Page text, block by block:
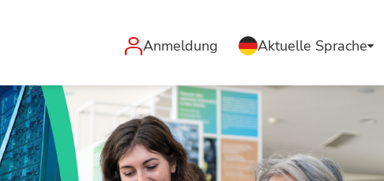
Anmeldung Aktuelle Sprache